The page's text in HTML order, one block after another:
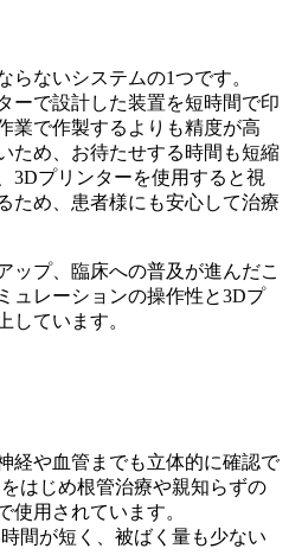
らないシステムの1つです。
ーで設計した装置を短時間で印
業で作製するよりも精度が高
ため、お待たせする時間も短縮
3Dプリンターを使用すると視
ため、患者様にも安心して治療
ップ、臨床への普及が進んだこ
ュレーションの操作性と3Dプ
しています。
経や血管までも立体的に確認で
はじめ根管治療や親知らずの
使用されています。
間が短く、被ばく量も少ない